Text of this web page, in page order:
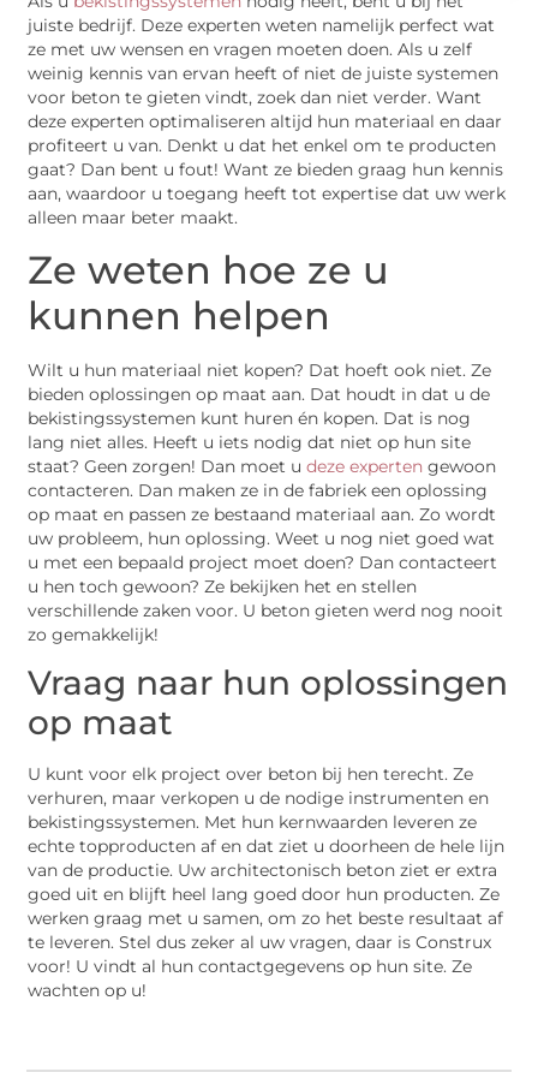
juiste bedrijf. Deze experten weten namelijk perfect wat
ze met uw wensen en vragen moeten doen. Als u zelf
weinig kennis van ervan heeft of niet de juiste systemen
voor beton te gieten vindt, zoek dan niet verder. Want
deze experten optimaliseren altijd hun materiaal en daar
profiteert u van. Denkt u dat het enkel om te producten
gaat? Dan bent u fout! Want ze bieden graag hun kennis
aan, waardoor u toegang heeft tot expertise dat uw werk
alleen maar beter maakt.
Ze weten hoe ze u
kunnen helpen
Wilt u hun materiaal niet kopen? Dat hoeft ook niet. Ze
bieden oplossingen op maat aan. Dat houdt in dat u de
bekistingssystemen kunt huren én kopen. Dat is nog
lang niet alles. Heeft u iets nodig dat niet op hun site
staat? Geen zorgen! Dan moet udeze experten gewoon
contacteren. Dan maken ze in de fabriek een oplossing
op maat en passen ze bestaand materiaal aan. Zo wordt
uw probleem, hun oplossing. Weet u nog niet goed wat
u met een bepaald project moet doen? Dan contacteert
u hen toch gewoon? Ze bekijken het en stellen
verschillende zaken voor. U beton gieten werd nog nooit
zo gemakkelijk!
Vraag naar hun oplossingen
op maat
U kunt voor elk project over beton bij hen terecht. Ze
verhuren, maar verkopen u de nodige instrumenten en
bekistingssystemen. Met hun kernwaarden leveren ze
echte topproducten af en dat ziet u doorheen de hele lijn
van de productie. Uw architectonisch beton ziet er extra
goed uit en blijft heel lang goed door hun producten. Ze
werken graag met u samen, om zo het beste resultaat af
te leveren. Stel dus zeker al uw vragen, daar is Construx
voor! U vindt al hun contactgegevens op hun site. Ze
wachten op u!